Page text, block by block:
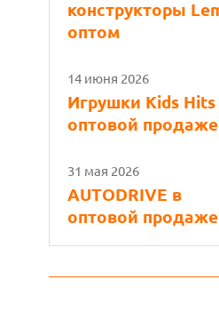
конструкторы
оптом
14 июня 2026
Игрушки Kids Hits
оптовой продаже
31 мая 2026
AUTODRIVE в
оптовой продаже